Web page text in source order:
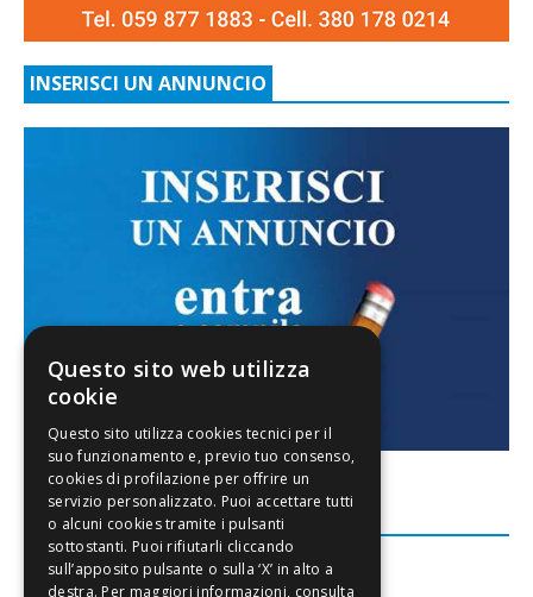
INSERISCI UN ANNUNCIO
FACEBOOK
Questo sito web utilizza
cookie